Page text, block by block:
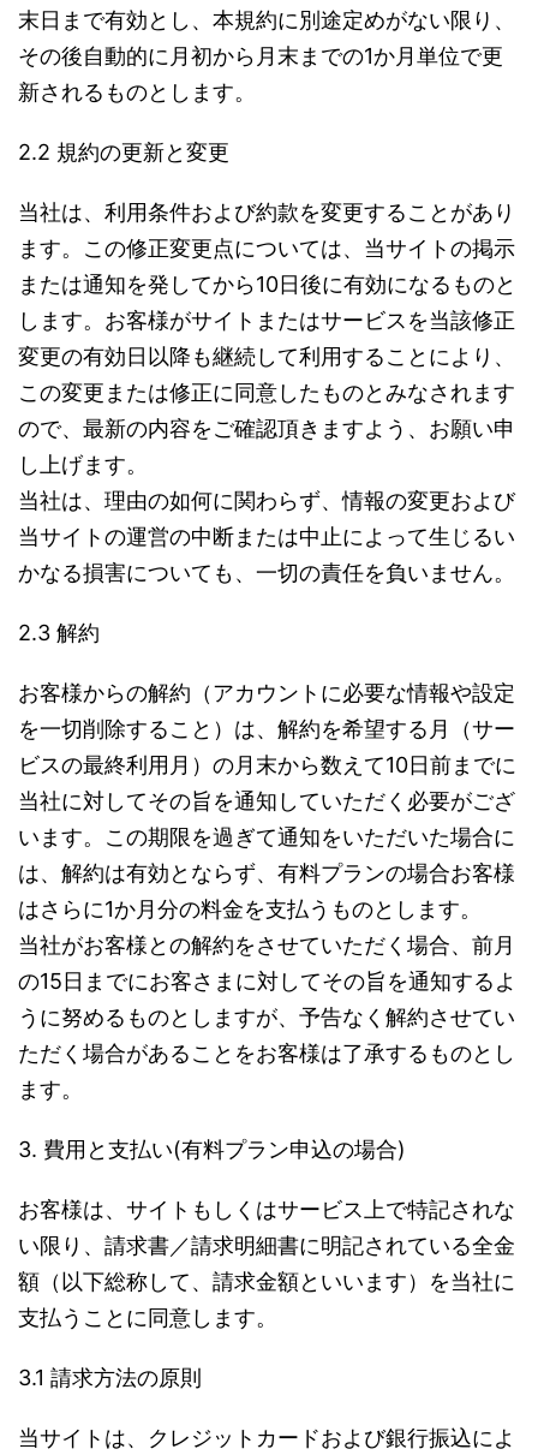
末日まで有効とし、本規約に別途定めがない限り、
その後自動的に月初から月末までの1か月単位で更
新されるものとします。
2.2 規約の更新と変更
当社は、利用条件および約款を変更することがあり
ます。この修正変更点については、当サイトの掲示
または通知を発してから10日後に有効になるものと
します。お客様がサイトまたはサービスを当該修正
変更の有効日以降も継続して利用することにより、
この変更または修正に同意したものとみなされます
ので、最新の内容をご確認頂きますよう、お願い申
し上げます。
当社は、理由の如何に関わらず、情報の変更および
当サイトの運営の中断または中止によって生じるい
かなる損害についても、一切の責任を負いません。
2.3 解約
お客様からの解約（アカウントに必要な情報や設定
を一切削除すること）は、解約を希望する月（サー
ビスの最終利用月）の月末から数えて10日前までに
当社に対してその旨を通知していただく必要がござ
います。この期限を過ぎて通知をいただいた場合に
は、解約は有効とならず、有料プランの場合お客様
はさらに1か月分の料金を支払うものとします。
当社がお客様との解約をさせていただく場合、前月
の15日までにお客さまに対してその旨を通知するよ
うに努めるものとしますが、予告なく解約させてい
ただく場合があることをお客様は了承するものとし
ます。
3. 費用と支払い(有料プラン申込の場合)
お客様は、サイトもしくはサービス上で特記されな
い限り、請求書／請求明細書に明記されている全金
額（以下総称して、請求金額といいます）を当社に
支払うことに同意します。
3.1 請求方法の原則
当サイトは、クレジットカードおよび銀行振込によ